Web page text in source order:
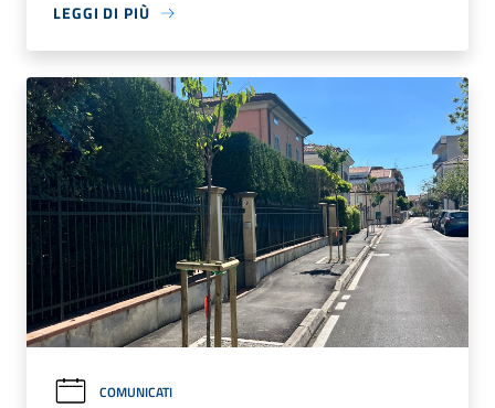
LEGGI DI PIÙ
COMUNICATI